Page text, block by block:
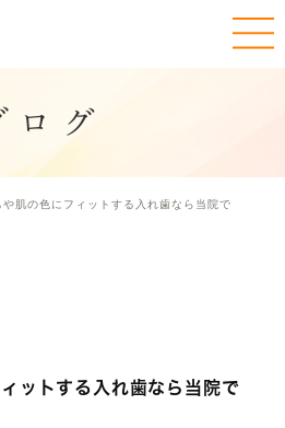
ログ
や肌の色にフィットする入れ歯なら当院で
ットする入れ歯なら当院で